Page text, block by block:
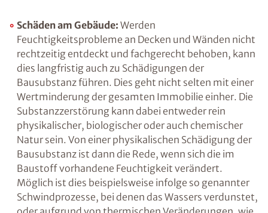
entscheidenden Einfluss auf den Wert eines
Gebäudes sowie die Gesundheit der Bewohner.
Schäden am Gebäude:Werden
Feuchtigkeitsprobleme an Decken und
Wänden nicht rechtzeitig entdeckt und
fachgerecht behoben, kann dies langfristig
auch zu Schädigungen der Bausubstanz
führen. Dies geht nicht selten mit einer
Wertminderung der gesamten Immobilie
einher. Die Substanzzerstörung kann dabei
entweder rein physikalischer, biologischer
oder auch chemischer Natur sein. Von einer